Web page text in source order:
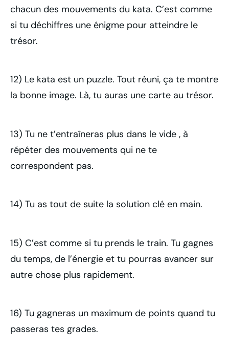
chacun des mouvements du kata. C’est comme
si tu déchiffres une énigme pour atteindre le
trésor.
12) Le kata est un puzzle. Tout réuni, ça te montre
la bonne image. Là, tu auras une carte au trésor.
13) Tu ne t’entraîneras plus dans le vide , à
répéter des mouvements qui ne te
correspondent pas.
14) Tu as tout de suite la solution clé en main.
15) C’est comme si tu prends le train. Tu gagnes
du temps, de l’énergie et tu pourras avancer sur
autre chose plus rapidement.
16) Tu gagneras un maximum de points quand tu
passeras tes grades.